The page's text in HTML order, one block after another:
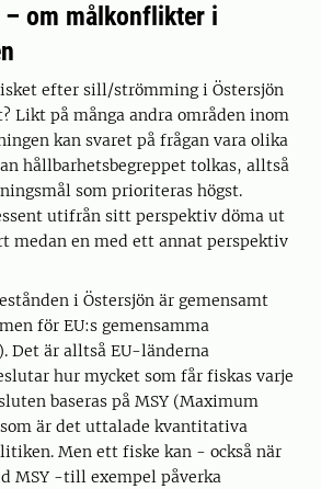
om målkonflikter i
efter sill/strömming i Östersjön
Likt på många andra områden inom
kan svaret på frågan vara olika
hållbarhetsbegreppet tolkas, alltså
som prioriteras högst.
utifrån sitt perspektiv döma ut
medan en med ett annat perspektiv
i Östersjön är gemensamt
för EU:s gemensamma
Det är alltså EU-länderna
hur mycket som får fiskas varje
baseras på MSY (Maximum
är det uttalade kvantitativa
Men ett fiske kan - också när
MSY -till exempel påverka